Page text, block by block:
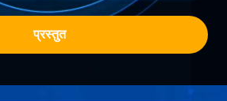
प्रस्तुत